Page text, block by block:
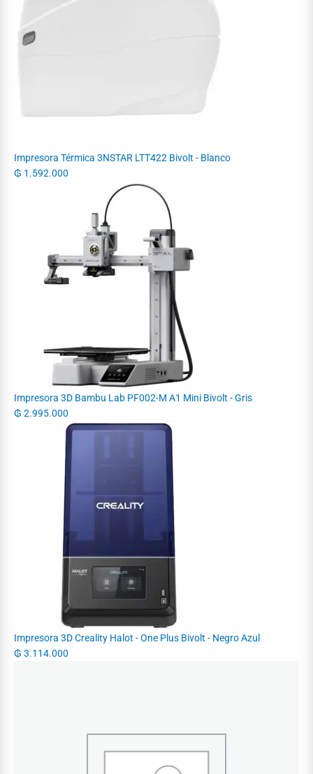
Impresora Térmica 3NSTAR LTT422 Bivolt - Blanco
₲ 1.592.000
Impresora 3D Bambu Lab PF002-M A1 Mini Bivolt - Gris
₲ 2.995.000
Impresora 3D Creality Halot - One Plus Bivolt - Negro Azul
₲ 3.114.000